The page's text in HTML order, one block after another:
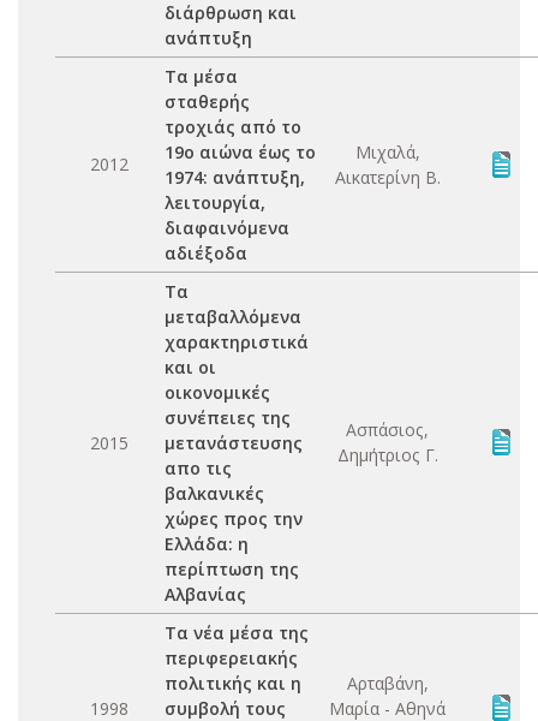
διάρθρωση και
ανάπτυξη
2012
Τα μέσα
σταθερής
τροχιάς από το
19ο αιώνα έως το
1974: ανάπτυξη,
λειτουργία,
διαφαινόμενα
αδιέξοδα
Μιχαλά,
Αικατερίνη Β.
2015
Τα
μεταβαλλόμενα
χαρακτηριστικά
και οι
οικονομικές
συνέπειες της
μετανάστευσης
απο τις
βαλκανικές
χώρες προς την
Ελλάδα: η
περίπτωση της
Αλβανίας
Ασπάσιος,
Δημήτριος Γ.
1998
Τα νέα μέσα της
περιφερειακής
πολιτικής και η
συμβολή τους
Αρταβάνη,
Μαρία - Αθηνά